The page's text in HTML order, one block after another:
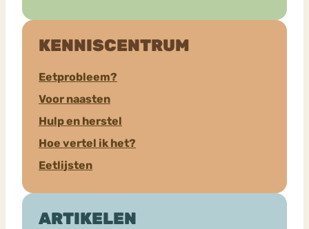
KENNISCENTRUM
Eetprobleem?
Voor naasten
Hulp en herstel
Hoe vertel ik het?
Eetlijsten
ARTIKELEN